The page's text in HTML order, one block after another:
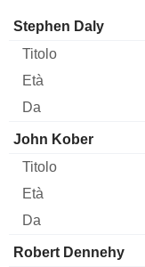
Manager Titolo
Stephen Daly
John Kober
Robert Dennehy